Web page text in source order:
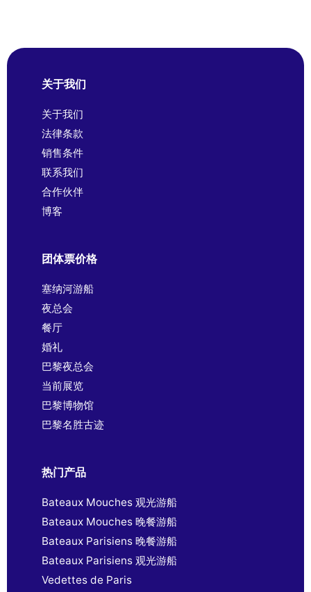
关于我们
关于我们
法律条款
销售条件
联系我们
合作伙伴
博客
团体票价格
塞纳河游船
夜总会
餐厅
婚礼
巴黎夜总会
当前展览
巴黎博物馆
巴黎名胜古迹
热门产品
Bateaux Mouches 观光游船
Bateaux Mouches 晚餐游船
Bateaux Parisiens 晚餐游船
Bateaux Parisiens 观光游船
Vedettes de Paris